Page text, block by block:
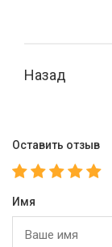
Назад
Оставить отзыв
Имя